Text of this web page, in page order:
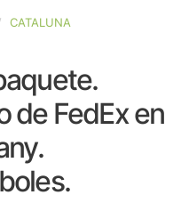
CATALUNA
de FedEx en